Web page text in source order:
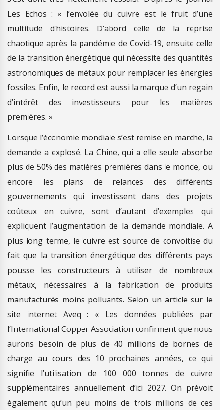
Les Echos : « l’envolée du cuivre est le fruit d’une
multitude d’histoires. D’abord celle de la reprise
chaotique après la pandémie de Covid-19, ensuite celle
de la transition énergétique qui nécessite des quantités
astronomiques de métaux pour remplacer les énergies
fossiles. Enfin, le record est aussi la marque d’un regain
d’intérêt des investisseurs pour les matières
premières. »
Lorsque l’économie mondiale s’est remise en marche, la
demande a explosé. La Chine, qui a elle seule absorbe
plus de 50% des matières premières dans le monde, ou
encore les plans de relances des différents
gouvernements qui investissent dans des projets
coûteux en cuivre, sont d’autant d’exemples qui
expliquent l’augmentation de la demande mondiale. A
plus long terme, le cuivre est source de convoitise du
fait que la transition énergétique des différents pays
pousse les constructeurs à utiliser de nombreux
métaux, nécessaires à la fabrication de produits
manufacturés moins polluants. Selon un article sur le
site internet Aveq : « Les données publiées par
l’International Copper Association confirment que nous
aurons besoin de plus de 40 millions de bornes de
charge au cours des 10 prochaines années, ce qui
signifie l’utilisation de 100 000 tonnes de cuivre
supplémentaires annuellement d’ici 2027. On prévoit
également qu’un peu moins de trois millions de ces